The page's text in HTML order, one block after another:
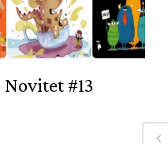
Novitet #13